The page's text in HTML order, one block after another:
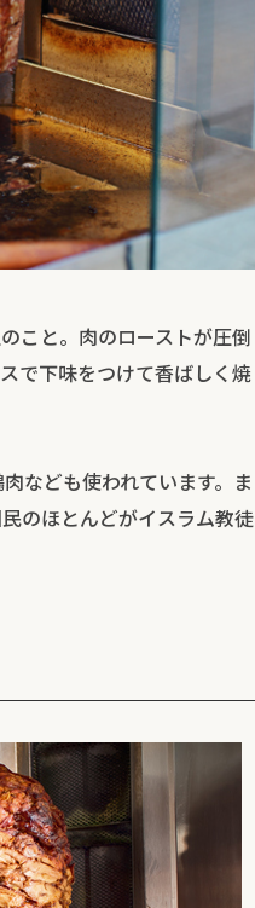
こと。肉のローストが圧倒
で下味をつけて香ばしく焼
なども使われています。ま
のほとんどがイスラム教徒